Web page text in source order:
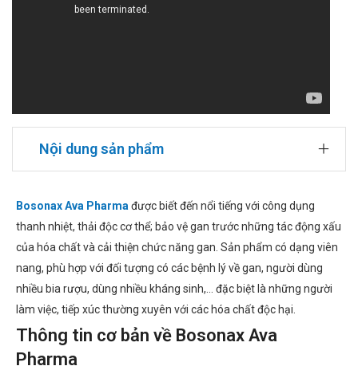
Nội dung sản phẩm
Bosonax Ava Pharma được biết đến nổi tiếng với công dụng
thanh nhiệt, thải độc cơ thể; bảo vệ gan trước những tác động xấu
của hóa chất và cải thiện chức năng gan. Sản phẩm có dạng viên
nang, phù hợp với đối tượng có các bệnh lý về gan, người dùng
nhiều bia rượu, dùng nhiều kháng sinh,... đặc biệt là những người
làm việc, tiếp xúc thường xuyên với các hóa chất độc hại.
Thông tin cơ bản về Bosonax Ava
Pharma